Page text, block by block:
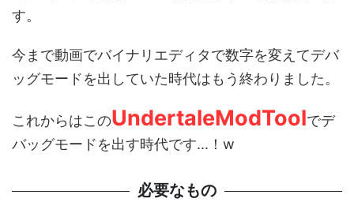
す。
今まで動画でバイナリエディタで数字を変えてデバ
ッグモードを出していた時代はもう終わりました。
これからはこのUndertaleModToolでデ
バッグモードを出す時代です...！w
必要なもの